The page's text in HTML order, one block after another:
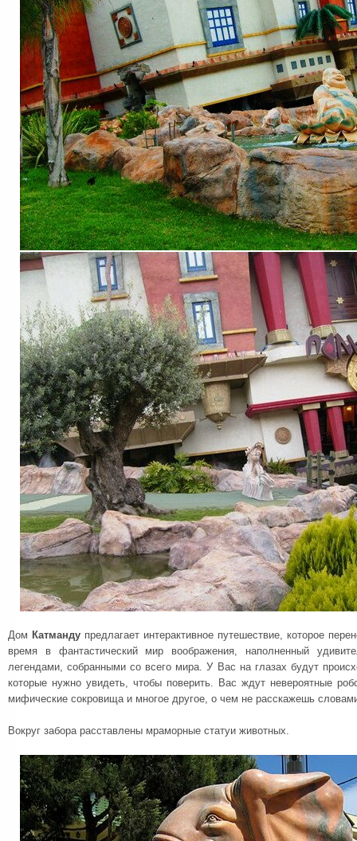
Дом Катманду предлагает интерактивное путешествие, которое
время в фантастический мир воображения, наполненный
легендами, собранными со всего мира. У Вас на глазах будут
которые нужно увидеть, чтобы поверить. Вас ждут невероятные
мифические сокровища и многое другое, о чем не расскажешь
Вокруг забора расставлены мраморные статуи животных.